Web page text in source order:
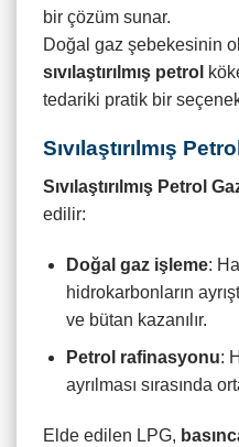
bir çözüm sunar.
Doğal gaz şebekesinin
sıvılaştırılmış petrol
tedariki pratik bir
Sıvılaştırılmış
Sıvılaştırılmış Petrol
edilir:
Doğal gaz işleme:
hidrokarbonların
ve bütan kazanılır.
Petrol rafinasyonu:
ayrılması sırasında
Elde edilen LPG,